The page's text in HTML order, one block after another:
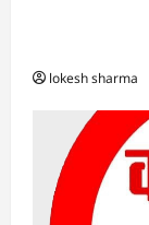
lokesh sharma